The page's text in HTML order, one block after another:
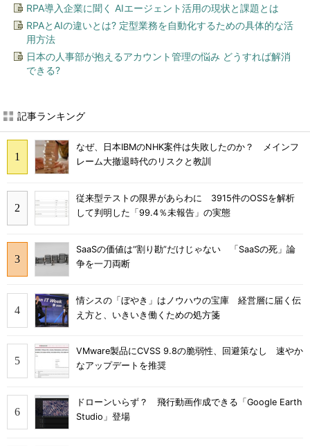
RPA導入企業に聞く AIエージェント活用の現状と課題とは
RPAとAIの違いとは? 定型業務を自動化するための具体的な活
用方法
日本の人事部が抱えるアカウント管理の悩み どうすれば解消
できる?
記事ランキング
なぜ、日本IBMのNHK案件は失敗したのか？ メインフ
レーム大撤退時代のリスクと教訓
従来型テストの限界があらわに 3915件のOSSを解析
して判明した「99.4％未報告」の実態
SaaSの価値は“割り勘”だけじゃない 「SaaSの死」論
争を一刀両断
情シスの「ぼやき」はノウハウの宝庫 経営層に届く伝
え方と、いきいき働くための処方箋
VMware製品にCVSS 9.8の脆弱性、回避策なし 速やか
なアップデートを推奨
ドローンいらず？ 飛行動画作成できる「Google Earth
Studio」登場